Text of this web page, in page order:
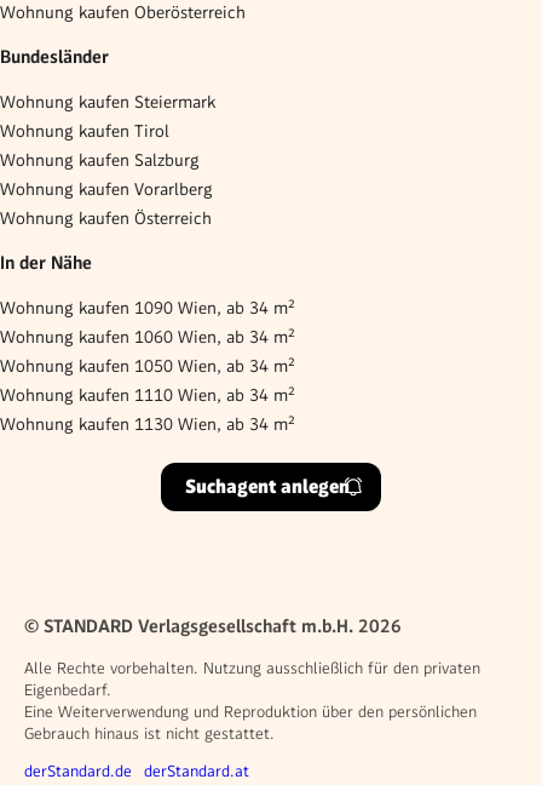
Wohnung kaufen Oberösterreich
Bundesländer
Wohnung kaufen Steiermark
Wohnung kaufen Tirol
Wohnung kaufen Salzburg
Wohnung kaufen Vorarlberg
Wohnung kaufen Österreich
In der Nähe
Wohnung kaufen 1090 Wien, ab 34 m²
Wohnung kaufen 1060 Wien, ab 34 m²
Wohnung kaufen 1050 Wien, ab 34 m²
Wohnung kaufen 1110 Wien, ab 34 m²
Wohnung kaufen 1130 Wien, ab 34 m²
Suchagent anlegen
© STANDARD Verlagsgesellschaft m.b.H. 2026
Alle Rechte vorbehalten. Nutzung ausschließlich für den privaten
Eigenbedarf.
Eine Weiterverwendung und Reproduktion über den persönlichen
Gebrauch hinaus ist nicht gestattet.
Weitere Angebote
derStandard.de derStandard.at